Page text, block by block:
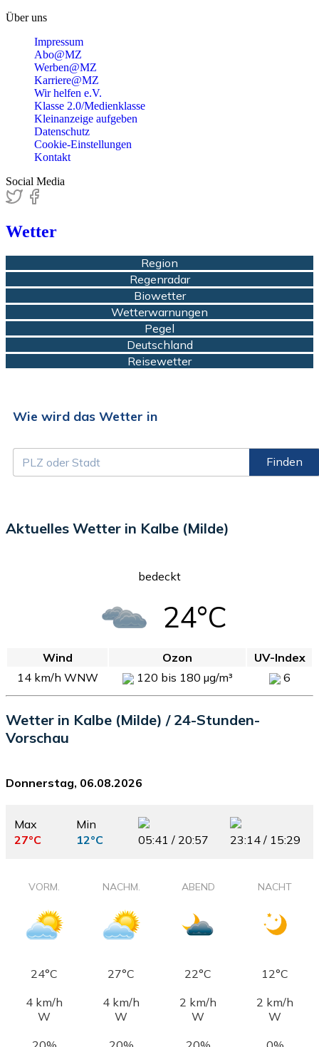
Über uns
Impressum
Abo@MZ
Werben@MZ
Karriere@MZ
Wir helfen e.V.
Klasse 2.0/Medienklasse
Kleinanzeige aufgeben
Datenschutz
Cookie-Einstellungen
Kontakt
Social Media
Wetter
Region
Regenradar
Biowetter
Wetterwarnungen
Pegel
Deutschland
Reisewetter
Wie wird das Wetter in
Finden
Aktuelles Wetter in Kalbe (Milde)
bedeckt
24°C
Wind Ozon
UV-Index
14 km/h WNW
120 bis 180 µg/m³ 6
Wetter in Kalbe (Milde) / 24-Stunden-
Vorschau
Donnerstag, 06.08.2026
Max
27°C
Min
12°C
05:41 / 20:57 23:14 / 15:29
VORM. NACHM. ABEND NACHT
24°C 27°C 22°C
12°C
4 km/h
W
4 km/h
W
2 km/h
W
2 km/h
W